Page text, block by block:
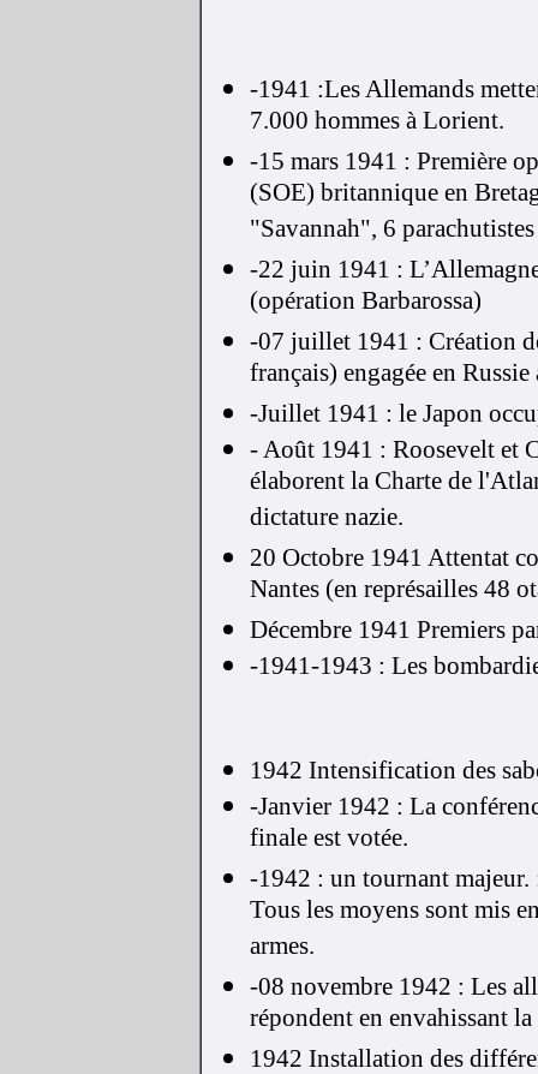
-1941 :Les Allemands
7.000 hommes à Lorient.
-15 mars 1941 : Première
(SOE) britannique en
"Savannah", 6
-22 juin 1941 :
(opération Barbarossa)
-07 juillet 1941 : Création
français) engagée en
-Juillet 1941 : le Japon
- Août 1941 : Roosevelt et
élaborent la Charte de
dictature nazie.
20 Octobre 1941 Attentat
Nantes (en représailles 48
Décembre 1941 Premiers
-1941-1943 : Les
1942 Intensification des
-Janvier 1942 : La
finale est votée.
-1942 : un tournant
Tous les moyens sont mis
armes.
-08 novembre 1942 : Les
répondent en envahissant
1942 Installation des